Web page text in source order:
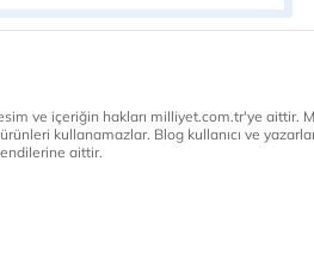
ve içeriğin hakları milliyet.com.tr'ye aittir.
kullanamazlar. Blog kullanıcı ve
aittir.